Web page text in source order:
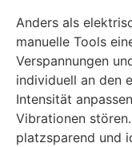
Anders als
manuelle Tools
Verspannungen
individuell an den
Intensität
Vibrationen
platzsparend und